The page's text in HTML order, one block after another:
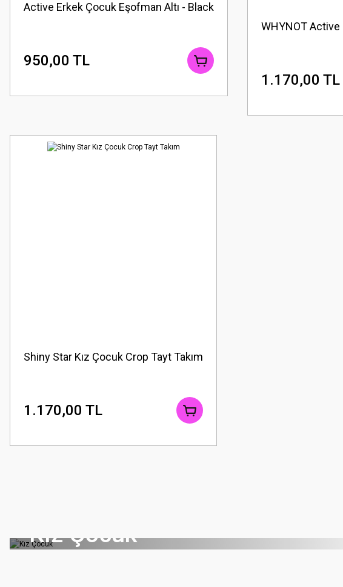
Active Erkek Çocuk Eşofman Altı - Black
950,00 TL
WHYNOT Active
1.170,00 TL
Shiny Star Kız Çocuk Crop Tayt Takım
1.170,00 TL
Kız Çocuk